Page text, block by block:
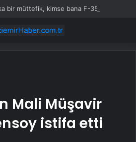
Mali Müşavir
istifa etti